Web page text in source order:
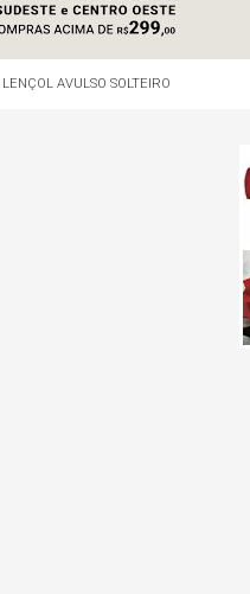
LENÇOL AVULSO SOLTEIRO